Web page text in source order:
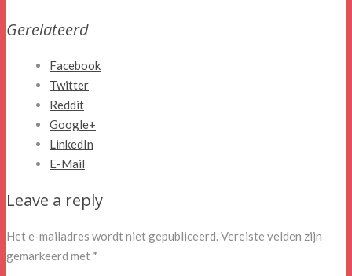
Gerelateerd
Facebook
Twitter
Reddit
Google+
LinkedIn
E-Mail
Leave a reply
Het e-mailadres wordt niet gepubliceerd.Vereiste velden zijn
gemarkeerd met *